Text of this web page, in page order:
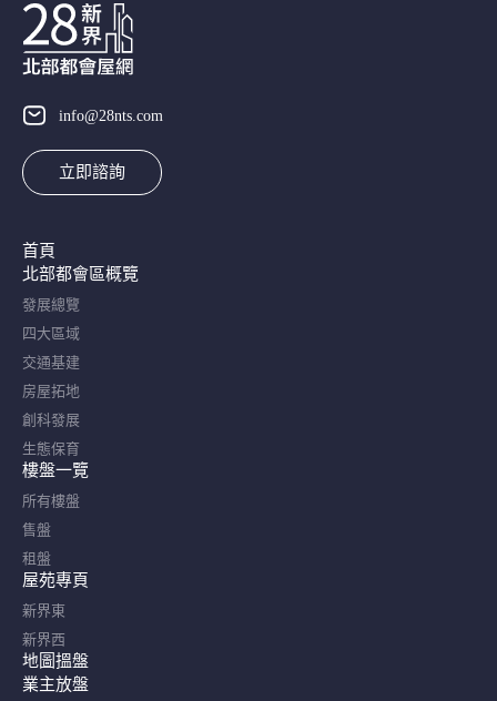
info@28nts.com
立即諮詢
首頁
北部都會區概覽​
發展總覽
四大區域
交通基建
房屋拓地
創科發展
生態保育
樓盤一覽
所有樓盤
售盤
租盤
屋苑專頁
新界東
新界西
地圖搵盤
業主放盤